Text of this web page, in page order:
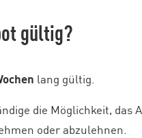
gültig?
lang gültig.
die Möglichkeit, das
oder abzulehnen.